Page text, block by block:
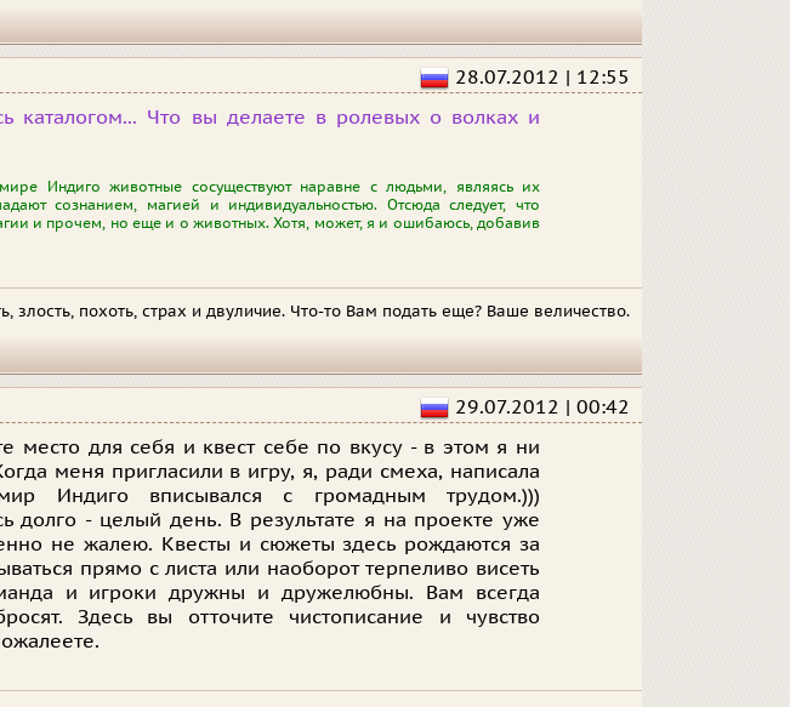
28.07.2012 | 12:55
каталогом... Что вы делаете в ролевых о волках и
Индиго животные сосуществуют наравне с людьми, являясь их
сознанием, магией и индивидуальностью. Отсюда следует, что
и прочем, но еще и о животных. Хотя, может, я и ошибаюсь, добавив
злость, похоть, страх и двуличие. Что-то Вам подать еще? Ваше величество.
29.07.2012 | 00:42
место для себя и квест себе по вкусу - в этом я ни
меня пригласили в игру, я, ради смеха, написала
Индиго вписывался с громадным трудом.)))
долго - целый день. В результате я на проекте уже
не жалею. Квесты и сюжеты здесь рождаются за
прямо с листа или наоборот терпеливо висеть
и игроки дружны и дружелюбны. Вам всегда
Здесь вы отточите чистописание и чувство